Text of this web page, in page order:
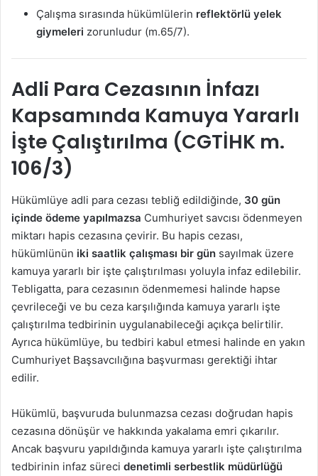
Çalışma sırasında hükümlülerin reflektörlü yelek
giymeleri zorunludur (m.65/7).
Adli Para Cezasının İnfazı
Kapsamında Kamuya Yararlı
İşte Çalıştırılma (CGTİHK m.
106/3)
Hükümlüye adli para cezası tebliğ edildiğinde, 30 gün
içinde ödeme yapılmazsa Cumhuriyet savcısı ödenmeyen
miktarı hapis cezasına çevirir. Bu hapis cezası,
hükümlünün iki saatlik çalışması bir gün sayılmak üzere
kamuya yararlı bir işte çalıştırılması yoluyla infaz edilebilir.
Tebligatta, para cezasının ödenmemesi halinde hapse
çevrileceği ve bu ceza karşılığında kamuya yararlı işte
çalıştırılma tedbirinin uygulanabileceği açıkça belirtilir.
Ayrıca hükümlüye, bu tedbiri kabul etmesi halinde en yakın
Cumhuriyet Başsavcılığına başvurması gerektiği ihtar
edilir.
Hükümlü, başvuruda bulunmazsa cezası doğrudan hapis
cezasına dönüşür ve hakkında yakalama emri çıkarılır.
Ancak başvuru yapıldığında kamuya yararlı işte çalıştırılma
tedbirinin infaz süreci denetimli serbestlik müdürlüğü